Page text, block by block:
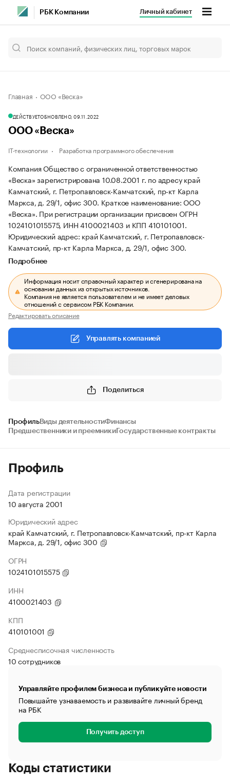
РБК Компании Личный кабинет
Главная ООО «Веска»
ДЕЙСТВУЕТОБНОВЛЕНО, 09.11.2022
ООО «Веска»
IT-технологии Разработка программного обеспечения
Компания Общество с ограниченной ответственностью
«Веска» зарегистрирована 10.08.2001 г. по адресу край
Камчатский, г. Петропавловск-Камчатский, пр-кт Карла
Маркса, д. 29/1, офис 300. Краткое наименование: ООО
«Веска». При регистрации организации присвоен ОГРН
1024101015575, ИНН 4100021403 и КПП 410101001.
Юридический адрес: край Камчатский, г. Петропавловск-
Камчатский, пр-кт Карла Маркса, д. 29/1, офис 300.
Подробнее
Информация носит справочный характер и сгенерирована на
основании данных из открытых источников.
Компания не является пользователем и не имеет деловых
отношений с сервисом РБК Компании.
Редактировать описание
Управлять компанией
Поделиться
ПрофильВиды деятельностиФинансы
Предшественники и преемникиГосударственные контракты
Профиль
Дата регистрации
10 августа 2001
Юридический адрес
край Камчатский, г. Петропавловск-Камчатский, пр-кт Карла
Маркса, д. 29/1, офис 300
ОГРН
1024101015575
ИНН
4100021403
КПП
410101001
Среднесписочная численность
10 сотрудников
Управляйте профилем бизнеса и публикуйте новости
Повышайте узнаваемость и развивайте личный бренд
на РБК
Получить доступ
Коды статистики